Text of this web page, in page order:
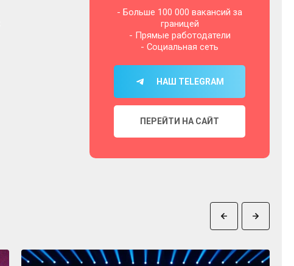
- Больше 100 000 вакансий за
границей
- Прямые работодатели
- Социальная сеть
НАШ TELEGRAM
ПЕРЕЙТИ НА САЙТ